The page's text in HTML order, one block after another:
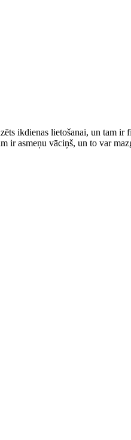
ikdienas lietošanai, un tam ir
ir asmeņu vāciņš, un to var